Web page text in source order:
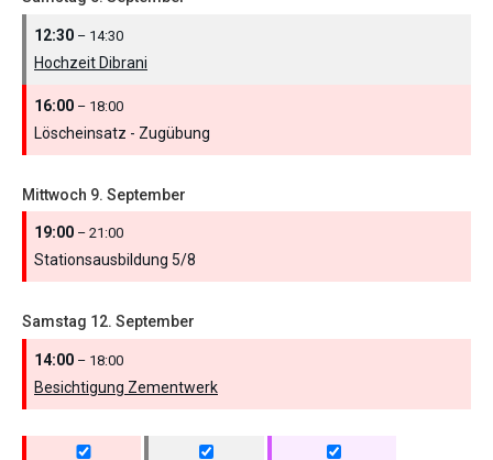
12:30 – 14:30
Hochzeit Dibrani
16:00 – 18:00
Löscheinsatz - Zugübung
Mittwoch 9. September
19:00 – 21:00
Stationsausbildung 5/8
Samstag 12. September
14:00 – 18:00
Besichtigung Zementwerk